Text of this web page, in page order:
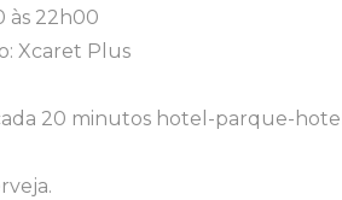
às 22h00
Xcaret Plus
20 minutos hotel-parque-